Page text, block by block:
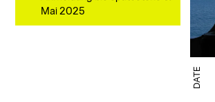
Mai 2025
DATE